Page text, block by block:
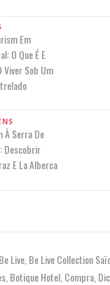
Em
O Que É E
Viver Sob Um
À Serra De
Descobrir
E La Alberca
Be Live Be Live Collection
Botique Hotel Compra